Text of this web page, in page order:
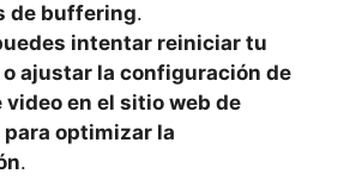
de ‍buffering.
intentar reiniciar tu
ajustar la configuración de
video en el ⁤sitio web ⁤de
para optimizar la
.